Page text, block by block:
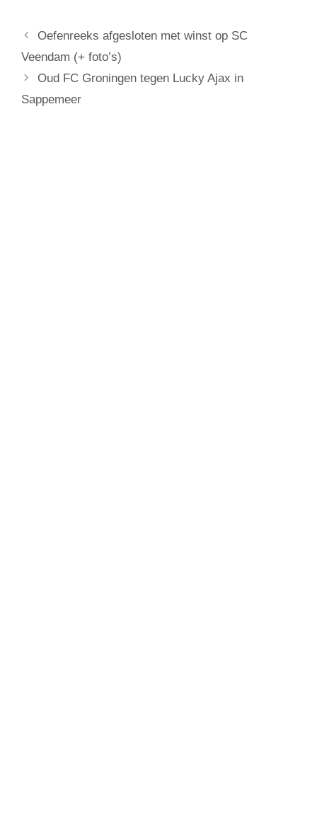
Oefenreeks afgesloten met winst op SC
Veendam (+ foto’s)
Oud FC Groningen tegen Lucky Ajax in
Sappemeer